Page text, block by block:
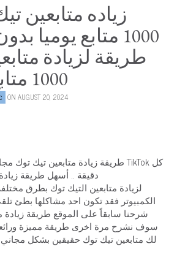
1000 متابع
طريقة لزيادة
1000 متابع في 7 أيام
ON AUGUST 20, 2024
دقيقة .. أسهل طريقة
لزيادة متابعين التيك توك بطرق
الكمبيوتر فقد تكون احد مشاكلها بطئ
شرحنا سابقاً على الموقع طريقة زيادة
سوف نشرح مرة اخرى طريقة مميزة
لك متابعين تيك توك حقيقين بشكل